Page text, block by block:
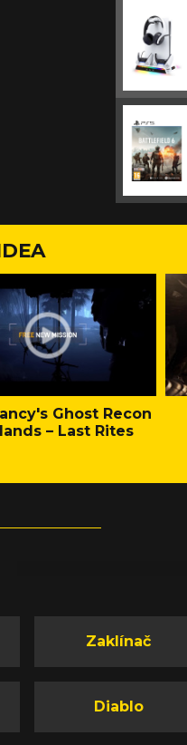
Ghost Recon
– Last Rites
Zaklínač
Diablo